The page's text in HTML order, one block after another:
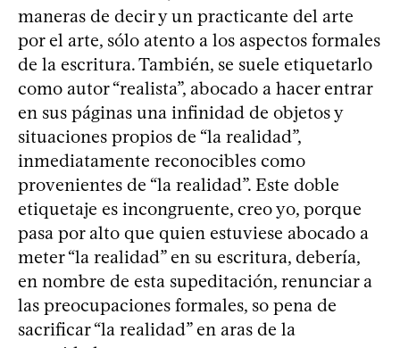
maneras de decir y un practicante del arte
por el arte, sólo atento a los aspectos formales
de la escritura. También, se suele etiquetarlo
como autor “realista”, abocado a hacer entrar
en sus páginas una infinidad de objetos y
situaciones propios de “la realidad”,
inmediatamente reconocibles como
provenientes de “la realidad”. Este doble
etiquetaje es incongruente, creo yo, porque
pasa por alto que quien estuviese abocado a
meter “la realidad” en su escritura, debería,
en nombre de esta supeditación, renunciar a
las preocupaciones formales, so pena de
sacrificar “la realidad” en aras de la